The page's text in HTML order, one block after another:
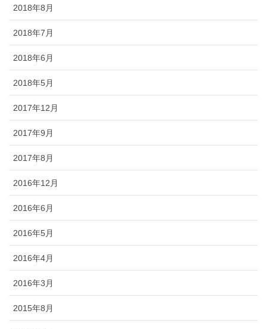
2018年8月
2018年7月
2018年6月
2018年5月
2017年12月
2017年9月
2017年8月
2016年12月
2016年6月
2016年5月
2016年4月
2016年3月
2015年8月